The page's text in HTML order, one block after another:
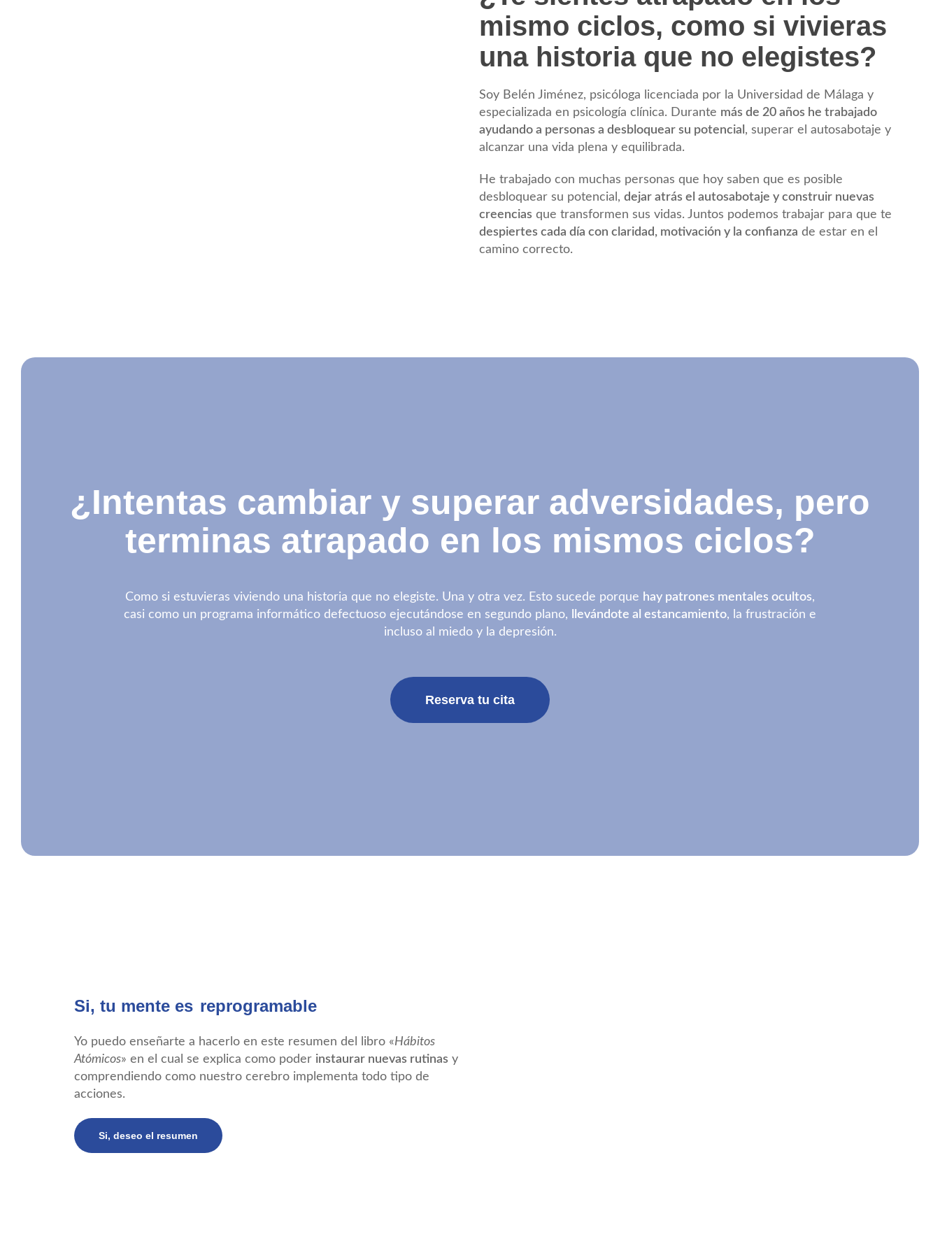
mismo ciclos, como si vivieras
una historia que no elegistes?
Soy Belén Jiménez, psicóloga licenciada por la Universidad de Málaga y
especializada en psicología clínica. Durante más de 20 años he trabajado
ayudando a personas a desbloquear su potencial , superar el autosabotaje y
alcanzar una vida plena y equilibrada.
He trabajado con muchas personas que hoy saben que es posible
desbloquear su potencial,dejar atrás el autosabotaje y construir nuevas
creencias que transformen sus vidas. Juntos podemos trabajar para que te
despiertes cada día con claridad, motivación y la confianza de estar en el
camino correcto.
¿Intentas cambiar y superar adversidades, pero
terminas atrapado en los mismos ciclos?
Como si estuvieras viviendo una historia que no elegiste. Una y otra vez. Esto sucede porque hay patrones mentales ocultos,
casi como un programa informático defectuoso ejecutándose en segundo plano,
llevándote al estancamiento, la frustración e
incluso al miedo y la depresión.
Reserva tu cita
Si, tu mente es reprogramable
Yo puedo enseñarte a hacerlo en este resumen del libro «Hábitos
Atómicos» en el cual se explica como poder instaurar nuevas rutinas y
comprendiendo como nuestro cerebro implementa todo tipo de
acciones.
Si, deseo el resumen